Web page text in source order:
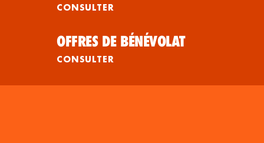
CONSULTER
OFFRES DE BÉNÉVOLAT
CONSULTER